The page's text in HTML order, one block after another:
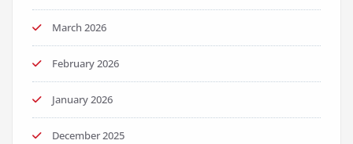
March 2026
February 2026
January 2026
December 2025